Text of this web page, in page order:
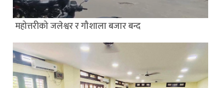
महोत्तरीको जलेश्वर र गौशाला बजार बन्द